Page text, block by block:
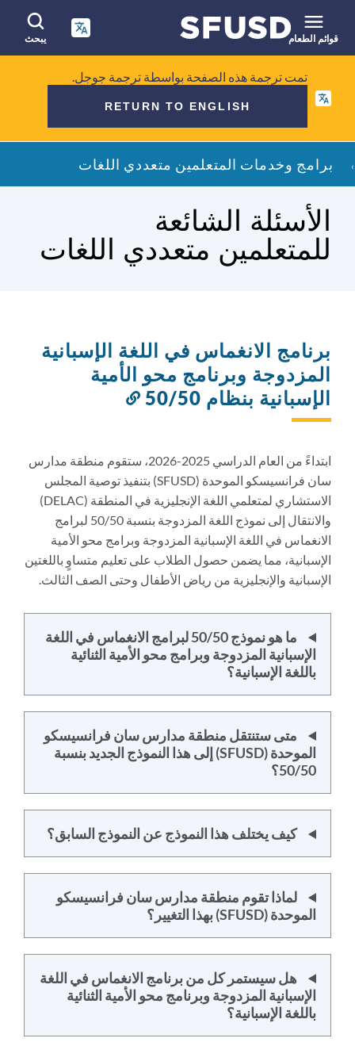
المحتوى
الرئيسي
قوائم الطعام يبحث
في
تمت ترجمة هذه الصفحة بواسطة ترجمة جوجل.
RETURN TO ENGLISH
فتات
الخبز
برامج وخدمات المتعلمين متعددي اللغات
الأسئلة الشائعة
للمتعلمين متعددي اللغات
برنامج الانغماس في اللغة الإسبانية
المزدوجة وبرنامج محو الأمية
الإسبانية بنظام 50/50
القسم
ابتداءً من العام الدراسي 2025-2026، ستقوم منطقة مدارس
سان فرانسيسكو الموحدة (SFUSD) بتنفيذ توصية المجلس
الاستشاري لمتعلمي اللغة الإنجليزية في المنطقة (DELAC)
والانتقال إلى نموذج اللغة المزدوجة بنسبة 50/50 لبرامج
الانغماس في اللغة الإسبانية المزدوجة وبرامج محو الأمية
الإسبانية، مما يضمن حصول الطلاب على تعليم متساوٍ باللغتين
الإسبانية والإنجليزية من رياض الأطفال وحتى الصف الثالث.
ما هو نموذج 50/50 لبرامج الانغماس في اللغة
الإسبانية المزدوجة وبرامج محو الأمية الثنائية
باللغة الإسبانية؟
متى ستنتقل منطقة مدارس سان فرانسيسكو
الموحدة (SFUSD) إلى هذا النموذج الجديد بنسبة
50/50؟
كيف يختلف هذا النموذج عن النموذج السابق؟
لماذا تقوم منطقة مدارس سان فرانسيسكو
الموحدة (SFUSD) بهذا التغيير؟
هل سيستمر كل من برنامج الانغماس في اللغة
الإسبانية المزدوجة وبرنامج محو الأمية الثنائية
باللغة الإسبانية؟